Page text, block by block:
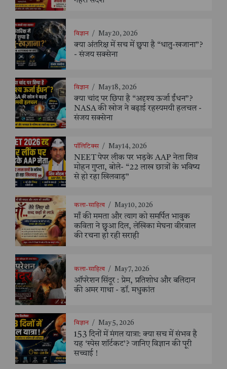
विज्ञान / May 20, 2026
क्या अंतरिक्ष में सच में छुपा है “धातु-खजाना”?
- संजय सक्सेना
विज्ञान / May 18, 2026
क्या चांद पर छिपा है “अदृश्य ऊर्जा ईंधन”?
NASA की खोज ने बढ़ाई रहस्यमयी हलचल -
संजय सक्सेना
पॉलिटिक्स / May 14, 2026
NEET पेपर लीक पर भड़के AAP नेता शिव
मोहन गुप्ता, बोले- “22 लाख छात्रों के भविष्य
से हो रहा खिलवाड़”
कला-साहित्य / May 10, 2026
माँ की ममता और त्याग को समर्पित भावुक
कविता ने छुआ दिल, लेखिका मेघना वीरवाल
की रचना हो रही सराही
कला-साहित्य / May 7, 2026
ऑपरेशन सिंदूर : प्रेम, प्रतिशोध और बलिदान
की अमर गाथा - डॉ. मधुकांत
विज्ञान / May 5, 2026
153 दिनों में मंगल यात्रा: क्या सच में संभव है
यह ‘स्पेस शॉर्टकट’? जानिए विज्ञान की पूरी
सच्चाई !